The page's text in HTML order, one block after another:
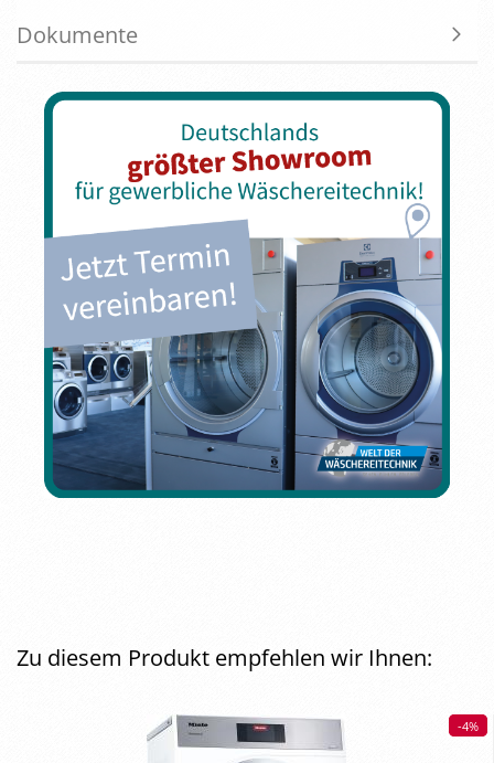
Dokumente
Zu diesem Produkt empfehlen wir Ihnen:
-4%
-4%